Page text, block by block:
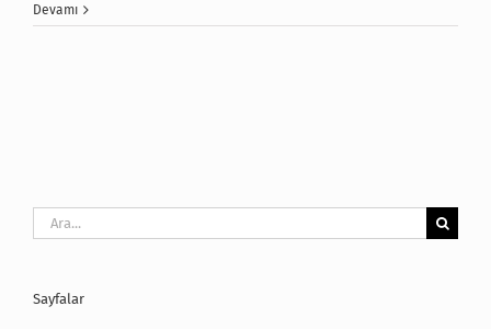
Devamı
Ara:
Sayfalar